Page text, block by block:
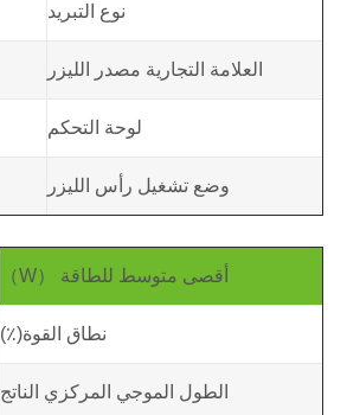
نوع التبريد
العلامة التجارية مصدر الليزر
لوحة التحكم
وضع تشغيل رأس الليزر
أقصى متوسط ​​للطاقة （W）
نطاق القوة(٪)
الطول الموجي المركزي الناتج